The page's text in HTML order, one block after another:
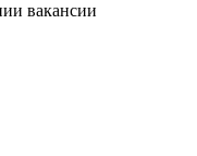
вакансии